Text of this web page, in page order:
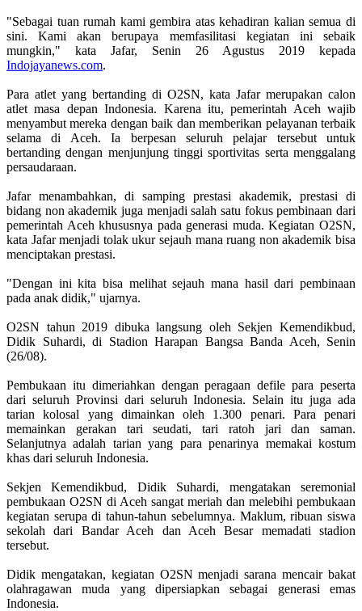
"Sebagai tuan rumah kami gembira atas kehadiran kalian semua di
sini. Kami akan berupaya memfasilitasi kegiatan ini sebaik
mungkin," kata Jafar, Senin 26 Agustus 2019 kepada
Indojayanews.com.
Para atlet yang bertanding di O2SN, kata Jafar merupakan calon
atlet masa depan Indonesia. Karena itu, pemerintah Aceh wajib
menyambut mereka dengan baik dan memberikan pelayanan terbaik
selama di Aceh. Ia berpesan seluruh pelajar tersebut untuk
bertanding dengan menjunjung tinggi sportivitas serta menggalang
persaudaraan.
Jafar menambahkan, di samping prestasi akademik, prestasi di
bidang non akademik juga menjadi salah satu fokus pembinaan dari
pemerintah Aceh khususnya pada generasi muda. Kegiatan O2SN,
kata Jafar menjadi tolak ukur sejauh mana ruang non akademik bisa
menciptakan prestasi.
"Dengan ini kita bisa melihat sejauh mana hasil dari pembinaan
pada anak didik," ujarnya.
O2SN tahun 2019 dibuka langsung oleh Sekjen Kemendikbud,
Didik Suhardi, di Stadion Harapan Bangsa Banda Aceh, Senin
(26/08).
Pembukaan itu dimeriahkan dengan peragaan defile para peserta
dari seluruh Provinsi dari seluruh Indonesia. Selain itu juga ada
tarian kolosal yang dimainkan oleh 1.300 penari. Para penari
memainkan gerakan tari seudati, tari ratoh jari dan saman.
Selanjutnya adalah tarian yang para penarinya memakai kostum
khas dari seluruh Indonesia.
Sekjen Kemendikbud, Didik Suhardi, mengatakan seremonial
pembukaan O2SN di Aceh sangat meriah dan melebihi pembukaan
kegiatan serupa di tahun-tahun sebelumnya. Maklum, ribuan siswa
sekolah dari Bandar Aceh dan Aceh Besar memadati stadion
tersebut.
Didik mengatakan, kegiatan O2SN menjadi sarana mencair bakat
olahragawan muda yang dipersiapkan sebagai generasi emas
Indonesia.